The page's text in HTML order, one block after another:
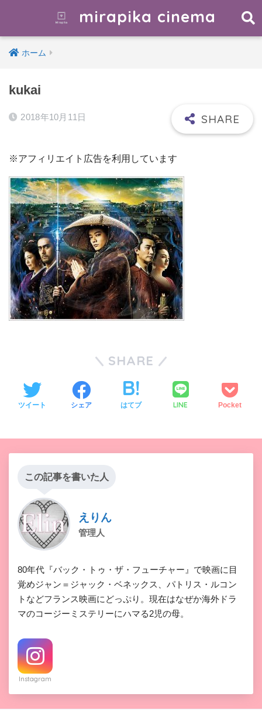
mirapika cinema
ホーム
kukai
2018年10月11日
※アフィリエイト広告を利用しています
SHARE
ツイート シェア はてブ LINE Pocket
この記事を書いた人
えりん
管理人
80年代『バック・トゥ・ザ・フューチャー』で映画に目
覚めジャン＝ジャック・ベネックス、パトリス・ルコン
トなどフランス映画にどっぷり。現在はなぜか海外ドラ
マのコージーミステリーにハマる2児の母。
Instagram